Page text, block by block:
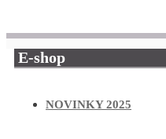
E-shop
NOVINKY 2025